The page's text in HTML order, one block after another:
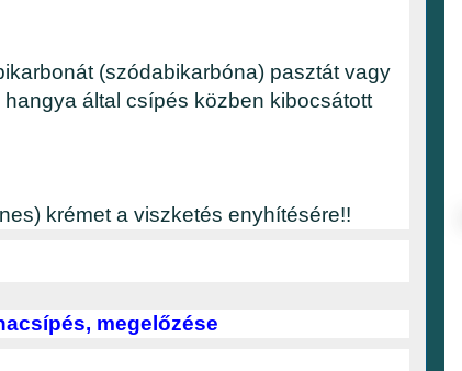
(szódabikarbóna) pasztát vagy
által csípés közben kibocsátott
krémet a viszketés enyhítésére!!
megelőzése